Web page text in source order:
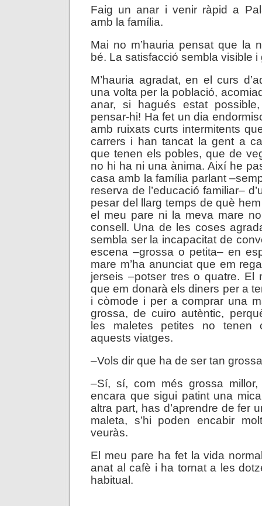
Faig un anar i venir ràpid a
amb la família.
Mai no m’hauria pensat que la
bé. La satisfacció sembla visible i
M’hauria agradat, en el curs
una volta per la població,
anar, si hagués estat
pensar-hi! Ha fet un dia
amb ruixats curts intermitents
carrers i han tancat la gent a
que tenen els pobles, que de
no hi ha ni una ànima. Així he
casa amb la família parlant
reserva de l’educació familiar–
pesar del llarg temps de què
el meu pare ni la meva mare
consell. Una de les coses
sembla ser la incapacitat de
escena –grossa o petita– en
mare m’ha anunciat que em
jerseis –potser tres o quatre. El
que em donarà els diners per a
i còmode i per a comprar una
grossa, de cuiro autèntic,
les maletes petites no tenen
aquests viatges.
–Vols dir que ha de ser tan
–Sí, sí, com més grossa
encara que sigui patint una
altra part, has d’aprendre de fer
maleta, s’hi poden encabir
veuràs.
El meu pare ha fet la vida
anat al cafè i ha tornat a les
habitual.